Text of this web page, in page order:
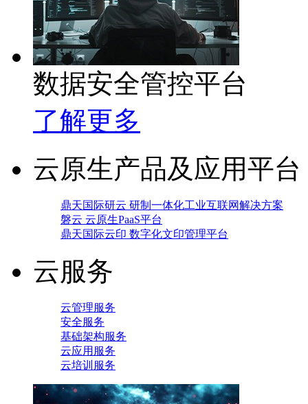
数据安全管控平台
了解更多
云原生产品及应用平台
鼎天国际研云 研制一体化工业互联网解决方案
磐云 云原生PaaS平台
鼎天国际云印 数字化文印管理平台
云服务
云管理服务
安全服务
基础架构服务
云应用服务
云培训服务